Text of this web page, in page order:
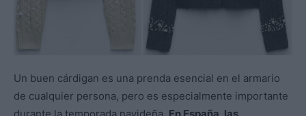
Un buen cárdigan es una prenda esencial en el armario
de cualquier persona, pero es especialmente importante